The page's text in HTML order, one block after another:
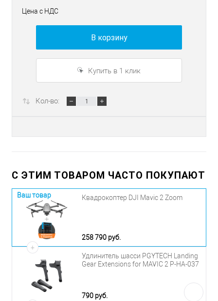
Цена с НДС
В корзину
Купить в 1 клик
Кол-во:
С ЭТИМ ТОВАРОМ ЧАСТО ПОКУПАЮТ
Квадрокоптер DJI Mavic 2 Zoom
258 790 руб.
Ваш товар
Удлинитель шасси PGYTECH Landing
Gear Extensions for MAVIC 2 P-HA-037
790 руб.
+